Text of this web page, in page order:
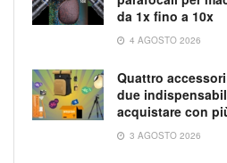
da 1x fino a 10x
4 AGOSTO 2026
Quattro
due
acquistare con
3 AGOSTO 2026